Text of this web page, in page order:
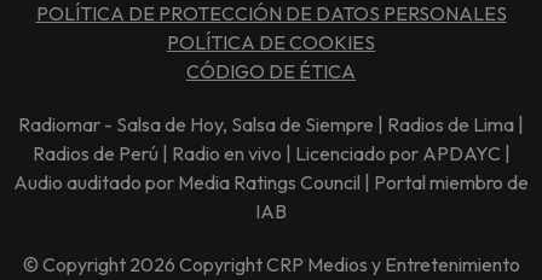
POLÍTICA DE PROTECCIÓN DE DATOS PERSONALES
POLÍTICA DE COOKIES
CÓDIGO DE ÉTICA
Radiomar - Salsa de Hoy, Salsa de Siempre | Radios de Lima |
Radios de Perú | Radio en vivo | Licenciado por APDAYC |
Audio auditado por Media Ratings Council | Portal miembro de
IAB
© Copyright 2026 Copyright CRP Medios y Entretenimiento